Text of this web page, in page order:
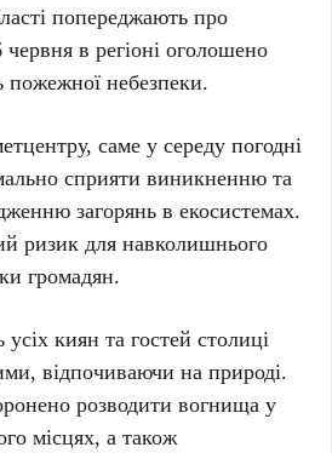
попереджають про
червня в регіоні оголошено
пожежної небезпеки.
, саме у середу погодні
сприяти виникненню та
загорянь в екосистемах.
ризик для навколишнього
громадян.
киян та гостей столиці
відпочиваючи на природі.
розводити вогнища у
місцях, а також